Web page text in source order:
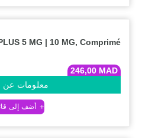
5 MG | 10 MG, Comprimé
246,00 MAD
معلومات عن